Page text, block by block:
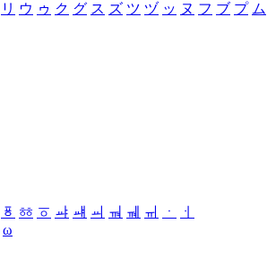
リ ウ ゥ ク グ ス ズ ツ ヅ ッ ヌ フ ブ プ ム
ㆄ ㆅ ㆆ ㆇ ㆈ ㆉ ㆊ ㆋ ㆌ ㆍ
ㆎ
ω